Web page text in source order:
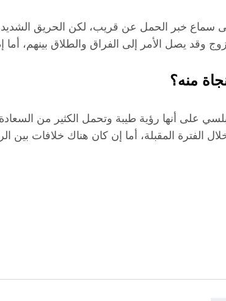
إلى سماع خبر الحمل عن قريب، لكن الحريق
وقد يصل الأمر إلى الفراق والطلاق بينهم،
منه؟
على أنها رؤية طيبة وتحمل الكثير من
الفترة المقبلة، أما إن كان هناك خلافات